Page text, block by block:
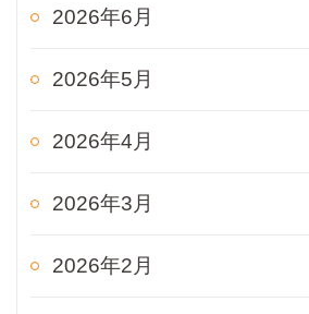
2026年6月
2026年5月
2026年4月
2026年3月
2026年2月